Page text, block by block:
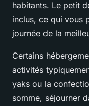
habitants. Le petit
inclus, ce qui vous
journée de la
Certains
activités
yaks ou la
somme, séjourner